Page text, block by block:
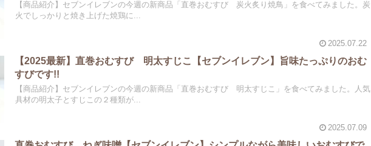
【商品紹介】セブンイレブンの今週の新商品「直巻おむすび 炭火炙り焼鳥」を食べてみました。炭
火でしっかりと焼き上げた焼鶏に...
2025.07.22
【2025最新】直巻おむすび 明太すじこ【セブンイレブン】旨味たっぷりのおむ
すびです!!
【商品紹介】セブンイレブンの今週の新商品「直巻おむすび 明太すじこ」を食べてみました。人気
具材の明太子とすじこの２種類が...
2025.07.09